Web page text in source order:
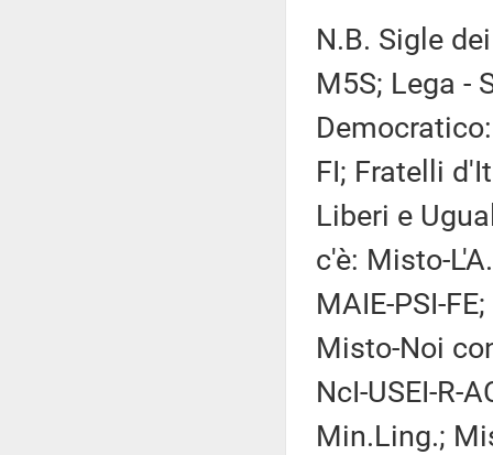
N.B. Sigle
M5S; Lega -
FI; Fratelli
Liberi e
c'è: Misto-
MAIE-PSI-
Misto-Noi
NcI-USEI-R-
Min.Ling.;